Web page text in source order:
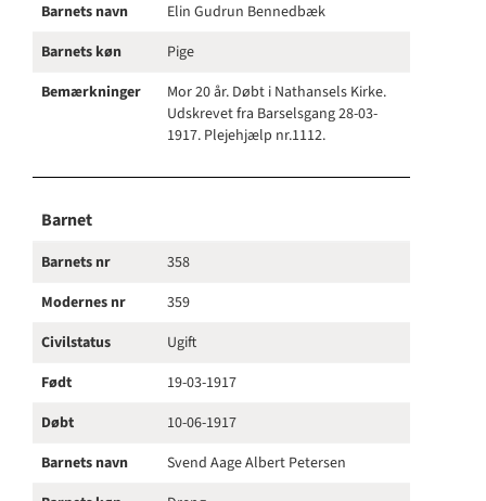
Barnets navn
Elin Gudrun Bennedbæk
Barnets køn
Pige
Bemærkninger
Mor 20 år. Døbt i Nathansels Kirke.
Udskrevet fra Barselsgang 28-03-
1917. Plejehjælp nr.1112.
Barnet
Barnets nr
358
Modernes nr
359
Civilstatus
Ugift
Født
19-03-1917
Døbt
10-06-1917
Barnets navn
Svend Aage Albert Petersen